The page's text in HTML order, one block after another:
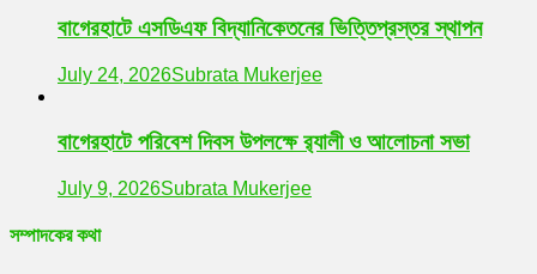
বাগেরহাটে এসডিএফ বিদ্যানিকেতনের ভিত্তিপ্রস্তর স্থাপন
July 24, 2026Subrata Mukerjee
বাগেরহাটে পরিবেশ দিবস উপলক্ষে র‌্যালী ও আলোচনা সভা
July 9, 2026Subrata Mukerjee
সম্পাদকের কথা